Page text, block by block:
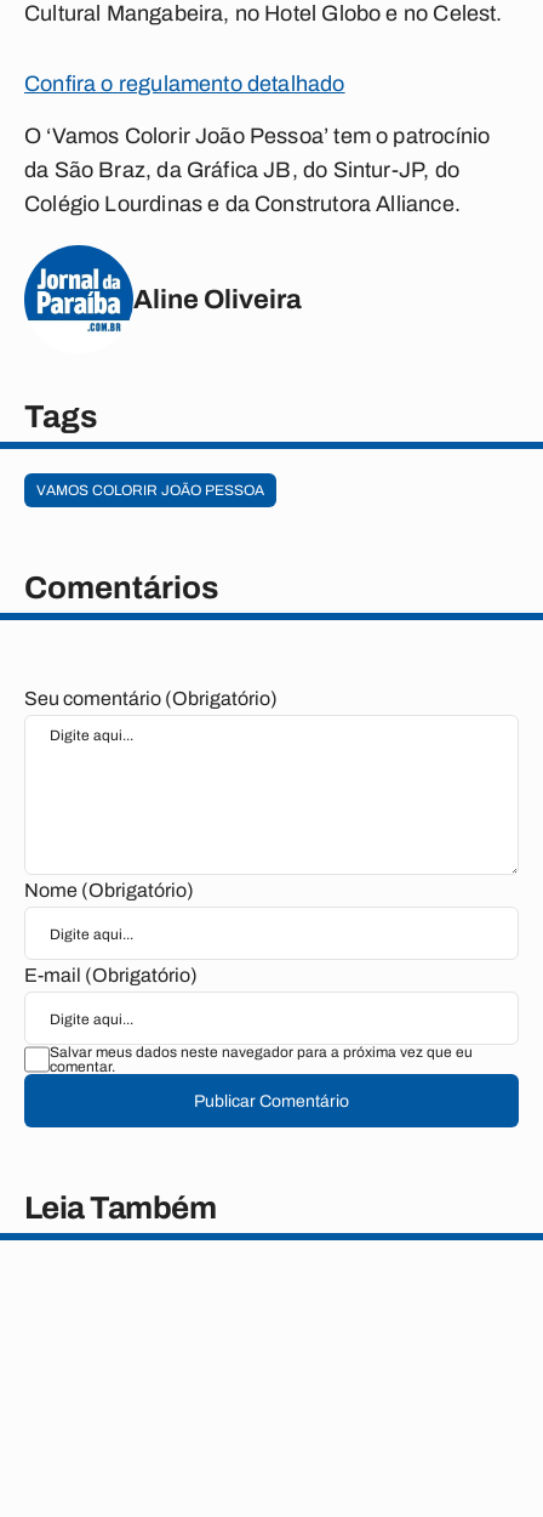
Cultural Mangabeira, no Hotel Globo e no Celest.
Confira o regulamento detalhado
O ‘Vamos Colorir João Pessoa’ tem o patrocínio
da São Braz, da Gráfica JB, do Sintur-JP, do
Colégio Lourdinas e da Construtora Alliance.
Aline Oliveira
Tags
VAMOS COLORIR JOÃO PESSOA
Comentários
Seu comentário (Obrigatório)
Nome (Obrigatório)
E-mail (Obrigatório)
Salvar meus dados neste navegador para a próxima vez que eu
comentar.
Publicar Comentário
Leia Também